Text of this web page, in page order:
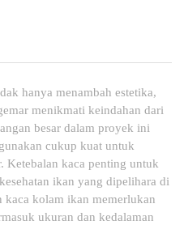
hanya menambah estetika,
menikmati keindahan dari
besar dalam proyek ini
cukup kuat untuk
Ketebalan kaca penting untuk
ikan yang dipelihara di
kaca kolam ikan memerlukan
ukuran dan kedalaman